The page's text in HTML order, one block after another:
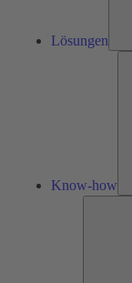
Lösungen
Know-how